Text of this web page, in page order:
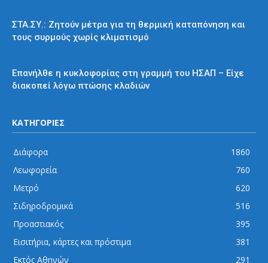
ΣΤΑ.ΣΥ.: Ζητούν μέτρα για τη θερμική καταπόνηση και
τους συρμούς χωρίς κλιματισμό
Επανήλθε η κυκλοφορίας στη γραμμή του ΗΣΑΠ – Είχε
διακοπεί λόγω πτώσης κλαδιών
ΚΑΤΗΓΟΡΙΕΣ
Διάφορα
1860
Λεωφορεία
760
Μετρό
620
Σιδηροδρομικά
516
Προαστιακός
395
Εισιτήρια, κάρτες και πρόστιμα
381
Εκτός Αθηνών
291